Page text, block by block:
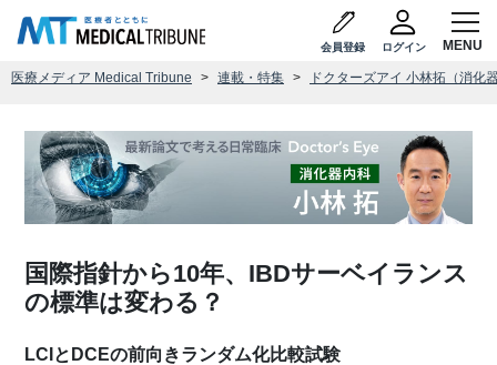
会員登録 ログイン
医療メディア Medical Tribune 連載・特集 ドクターズアイ 小林拓（消化
国際指針から10年、IBDサーベイランス
の標準は変わる？
LCIとDCEの前向きランダム化比較試験